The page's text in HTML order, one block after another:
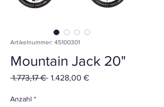
Artikelnummer: 45100301
Mountain Jack 20"
1.773,17 € Standardpreis
1.428,00 €Sale-
Anzahl *